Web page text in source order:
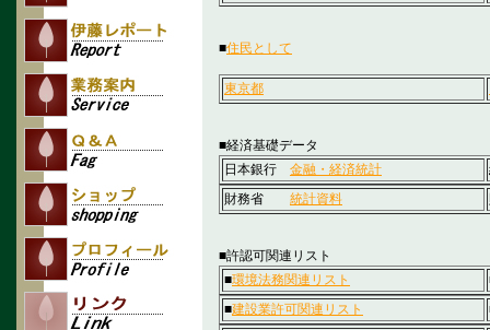
■住民として
東京都
■経済基礎データ
日本銀行 金融・経済統計
財務省 統計資料
■許認可関連リスト
■環境法務関連リスト
■建設業許可関連リスト